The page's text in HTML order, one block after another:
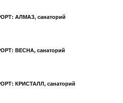
АЛМАЗ, санаторий
ВЕСНА, санаторий
КРИСТАЛЛ, санаторий